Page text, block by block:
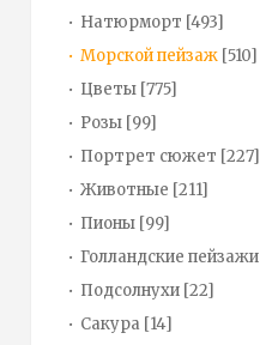
Натюрморт [493]
Морской пейзаж [510]
Цветы [775]
Розы [99]
Портрет сюжет [227]
Животные [211]
Пионы [99]
Голландские пейзажи
Подсолнухи [22]
Сакура [14]